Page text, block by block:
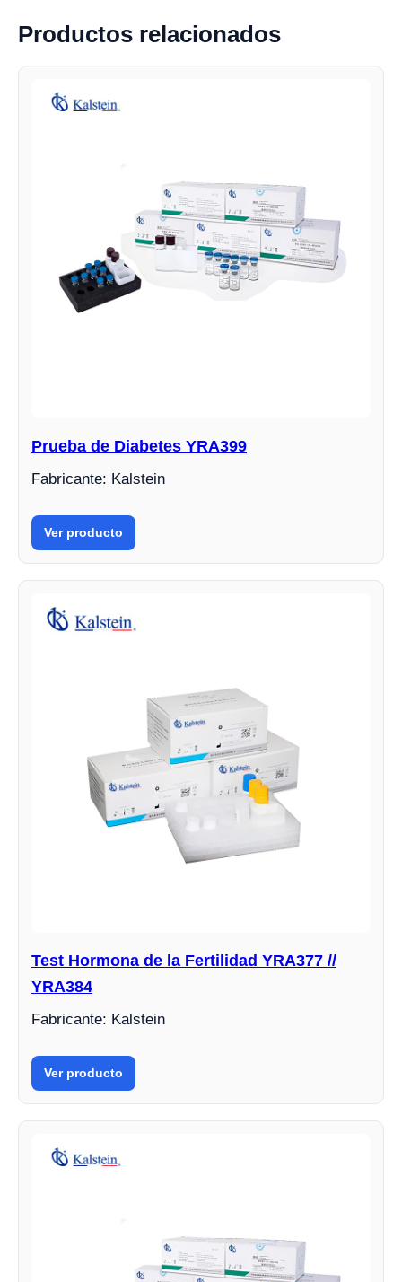
Productos relacionados
Prueba de Diabetes YRA399
Fabricante: Kalstein
Ver producto
Test Hormona de la Fertilidad YRA377 //
YRA384
Fabricante: Kalstein
Ver producto